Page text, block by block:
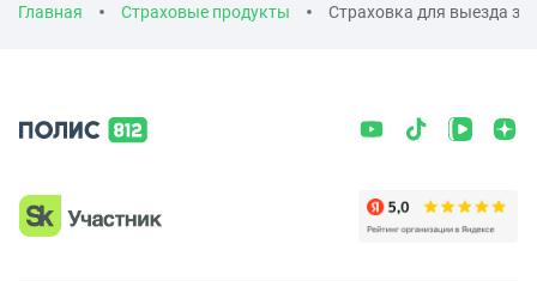
Главная Страховые продукты Страховка для выезда за